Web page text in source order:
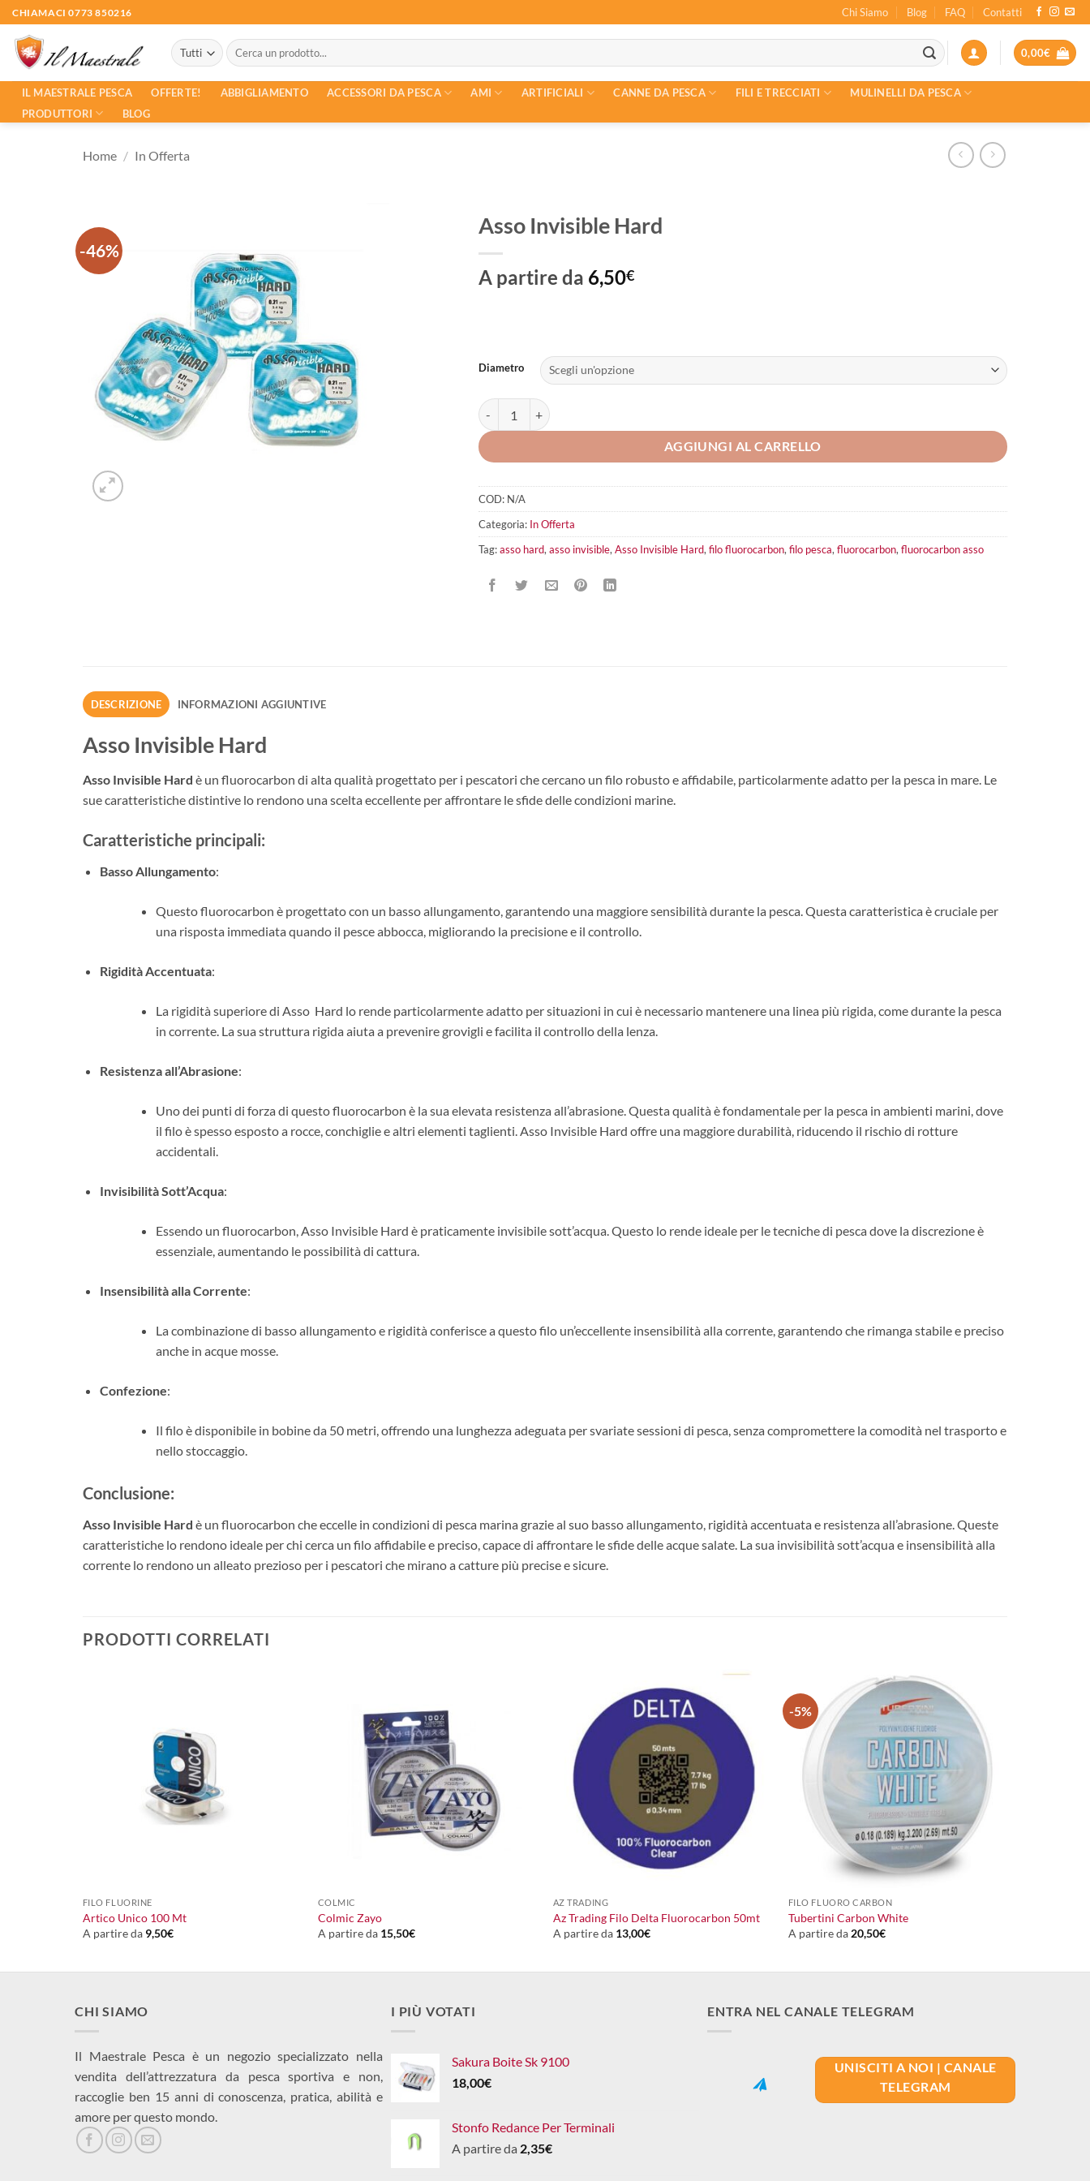
Salta
ai
contenuti
CHIAMACI 0773 850216 Chi Siamo Blog FAQ Contatti
Cerca:
0,00€
IL MAESTRALE PESCA OFFERTE! ABBIGLIAMENTO ACCESSORI DA PESCA AMI ARTIFICIALI CANNE DA PESCA FILI E TRECCIATI
MULINELLI DA PESCA
PRODUTTORI
BLOG
Home / In Offerta
-46%
Asso Invisible Hard
A partire da 6,50€
Diametro
Asso Invisible Hard quantità
AGGIUNGI AL CARRELLO
COD: N/A
Categoria: In Offerta
Tag:asso hard, asso invisible, Asso Invisible Hard, filo fluorocarbon, filo pesca, fluorocarbon, fluorocarbon asso
DESCRIZIONE INFORMAZIONI AGGIUNTIVE
Asso Invisible Hard
Asso Invisible Hard è un fluorocarbon di alta qualità progettato per i pescatori che cercano un filo robusto e affidabile, particolarmente adatto per la pesca in mare. Le
sue caratteristiche distintive lo rendono una scelta eccellente per affrontare le sfide delle condizioni marine.
Caratteristiche principali:
Basso Allungamento:
Questo fluorocarbon è progettato con un basso allungamento, garantendo una maggiore sensibilità durante la pesca. Questa caratteristica è cruciale per
una risposta immediata quando il pesce abbocca, migliorando la precisione e il controllo.
Rigidità Accentuata:
La rigidità superiore di Asso Hard lo rende particolarmente adatto per situazioni in cui è necessario mantenere una linea più rigida, come durante la pesca
in corrente. La sua struttura rigida aiuta a prevenire grovigli e facilita il controllo della lenza.
Resistenza all’Abrasione:
Uno dei punti di forza di questo fluorocarbon è la sua elevata resistenza all’abrasione. Questa qualità è fondamentale per la pesca in ambienti marini, dove
il filo è spesso esposto a rocce, conchiglie e altri elementi taglienti. Asso Invisible Hard offre una maggiore durabilità, riducendo il rischio di rotture
accidentali.
Invisibilità Sott’Acqua:
Essendo un fluorocarbon, Asso Invisible Hard è praticamente invisibile sott’acqua. Questo lo rende ideale per le tecniche di pesca dove la discrezione è
essenziale, aumentando le possibilità di cattura.
Insensibilità alla Corrente:
La combinazione di basso allungamento e rigidità conferisce a questo filo un’eccellente insensibilità alla corrente, garantendo che rimanga stabile e preciso
anche in acque mosse.
Confezione:
Il filo è disponibile in bobine da 50 metri, offrendo una lunghezza adeguata per svariate sessioni di pesca, senza compromettere la comodità nel trasporto e
nello stoccaggio.
Conclusione:
Asso Invisible Hard è un fluorocarbon che eccelle in condizioni di pesca marina grazie al suo basso allungamento, rigidità accentuata e resistenza all’abrasione. Queste
caratteristiche lo rendono ideale per chi cerca un filo affidabile e preciso, capace di affrontare le sfide delle acque salate. La sua invisibilità sott’acqua e insensibilità alla
corrente lo rendono un alleato prezioso per i pescatori che mirano a catture più precise e sicure.
PRODOTTI CORRELATI
FILO FLUORINE
Artico Unico 100 Mt
A partire da 9,50€
COLMIC
Colmic Zayo
A partire da 15,50€
AZ TRADING
Az Trading Filo Delta Fluorocarbon 50mt
A partire da 13,00€
-5%
FILO FLUORO CARBON
Tubertini Carbon White
A partire da20,50€
CHI SIAMO
Il Maestrale Pesca è un negozio specializzato nella
vendita dell’attrezzatura da pesca sportiva e non,
raccoglie ben 15 anni di conoscenza, pratica, abilità e
amore per questo mondo.
I PIÙ VOTATI
Sakura Boite Sk 9100
18,00€
Stonfo Redance Per Terminali
A partire da 2,35€
ENTRA NEL CANALE TELEGRAM
UNISCITI A NOI | CANALE
TELEGRAM